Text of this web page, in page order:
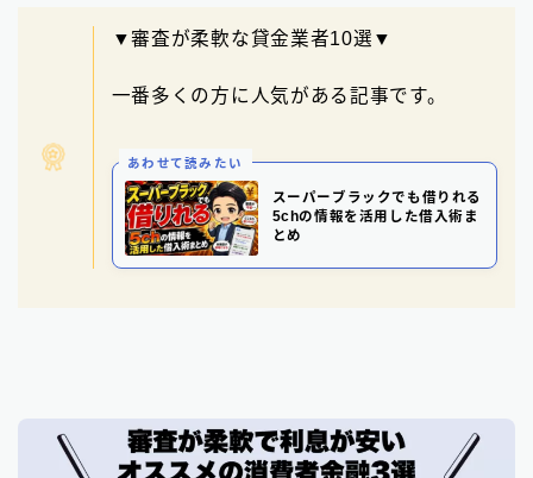
▼審査が柔軟な貸金業者10選▼
一番多くの方に人気がある記事です。
あわせて読みたい
スーパーブラックでも借りれる
5chの情報を活用した借入術ま
とめ